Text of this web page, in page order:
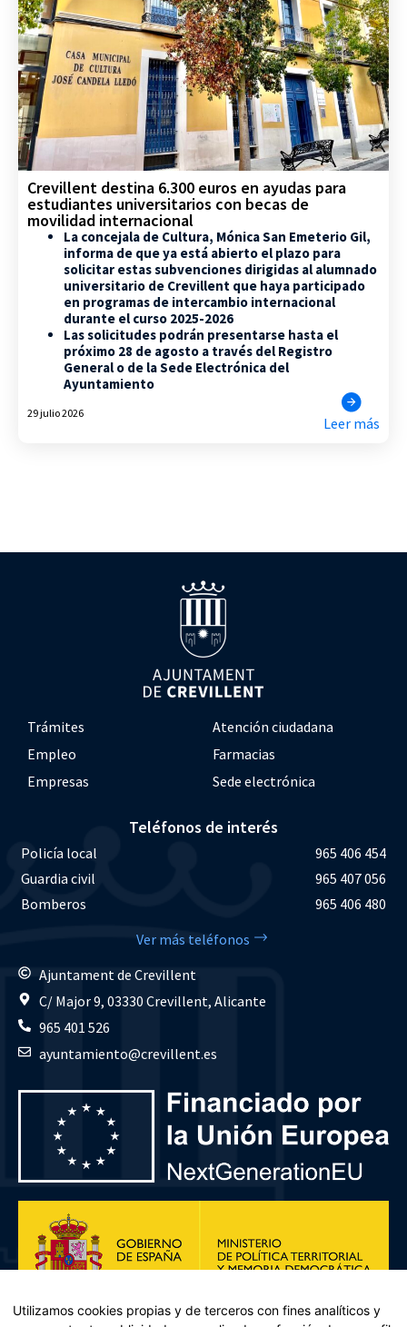
Crevillent destina 6.300 euros en ayudas para
estudiantes universitarios con becas de
movilidad internacional
La concejala de Cultura, Mónica San Emeterio Gil,
informa de que ya está abierto el plazo para
solicitar estas subvenciones dirigidas al alumnado
universitario de Crevillent que haya participado
en programas de intercambio internacional
durante el curso 2025-2026
Las solicitudes podrán presentarse hasta el
próximo 28 de agosto a través del Registro
General o de la Sede Electrónica del
Ayuntamiento
29 julio 2026
Leer más
Trámites
Atención ciudadana
Empleo
Farmacias
Empresas
Sede electrónica
Teléfonos de interés
Policía local
965 406 454
Guardia civil
965 407 056
Bomberos
965 406 480
Ver más teléfonos
Ajuntament de Crevillent
C/ Major 9, 03330 Crevillent, Alicante
965 401 526
ayuntamiento@crevillent.es
Utilizamos cookies propias y de terceros con fines analíticos y